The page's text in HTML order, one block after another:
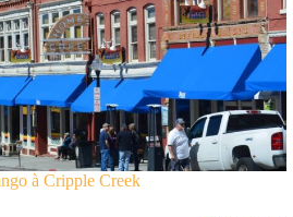
à Cripple Creek